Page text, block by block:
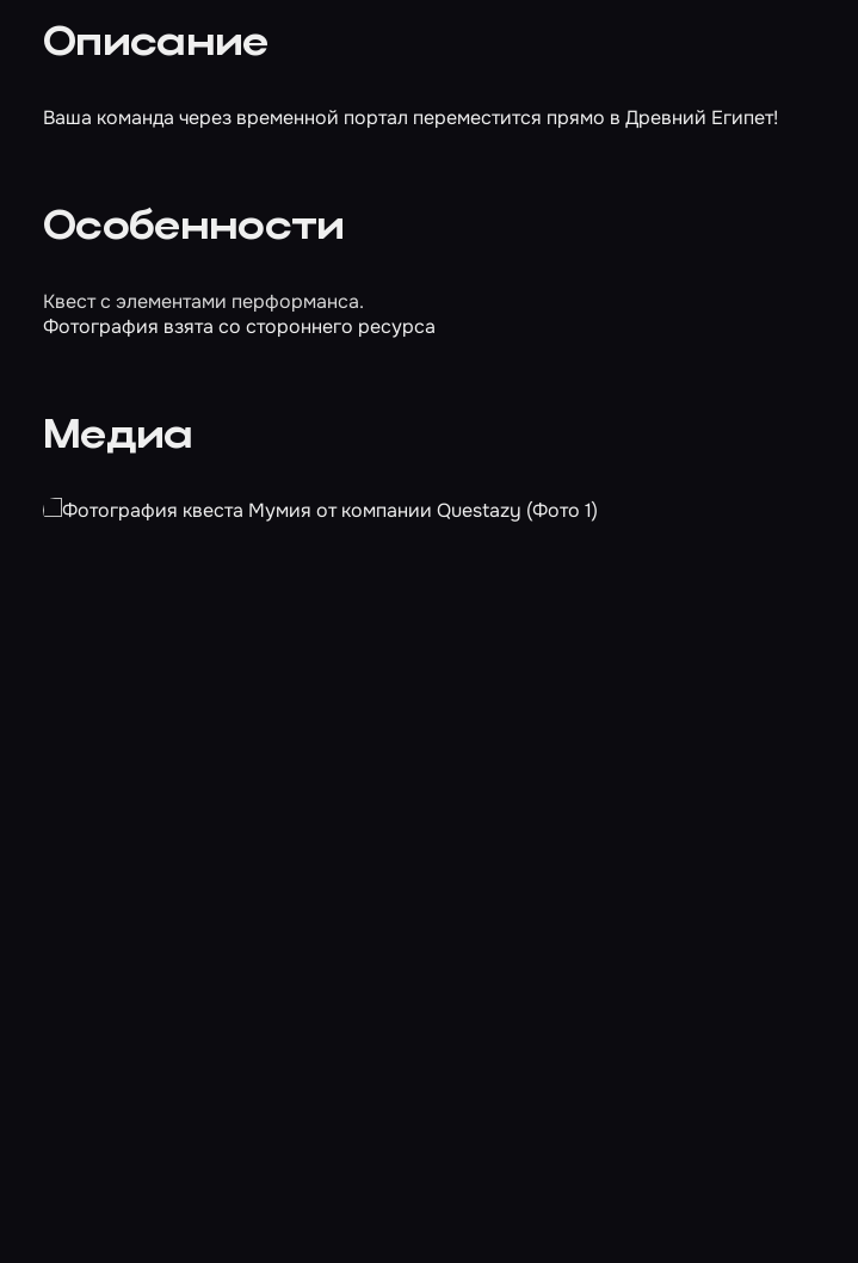
Описание
Ваша команда через временной портал переместится прямо в Древний Египет!
Особенности
Квест с элементами перформанса.
Фотография взята со стороннего ресурса
Медиа